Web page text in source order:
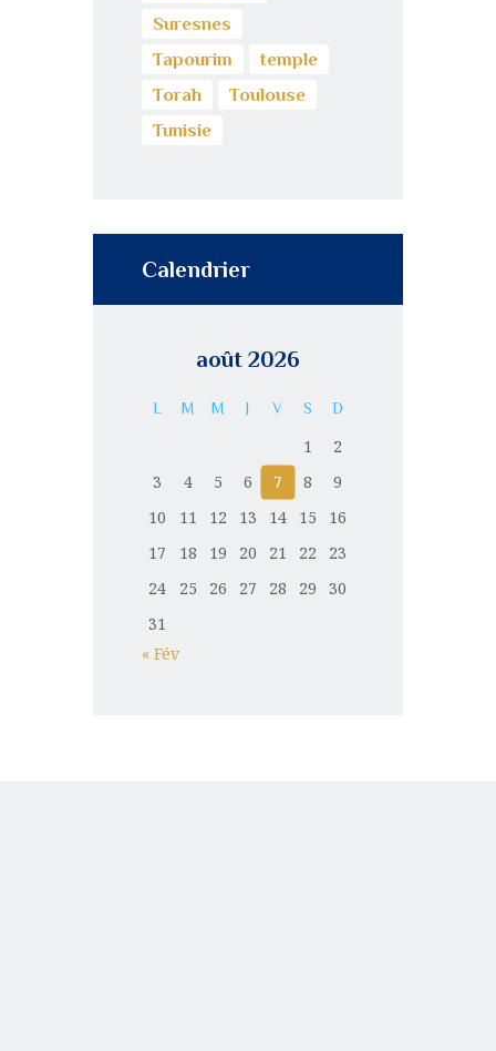
Suresnes
Tapourim
temple
Torah
Toulouse
Tunisie
Calendrier
août 2026
L M M J V S D
1
2
3
4 5 6 7 8
9
10
11 12 13 14 15
16
17
18 19 20 21 22
23
24
25 26 27 28 29
30
31
« Fév